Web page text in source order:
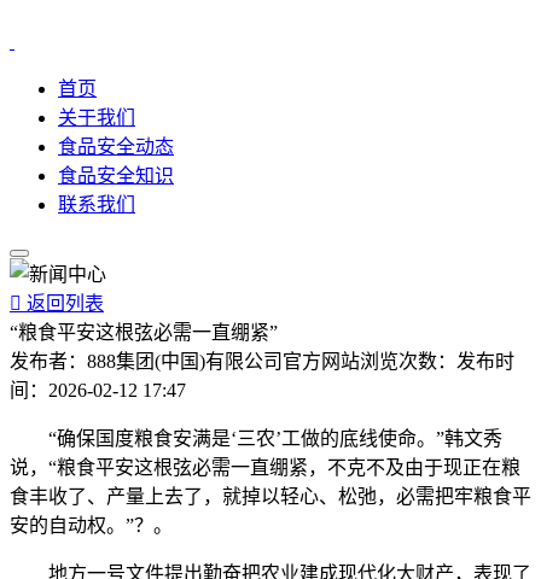
首页
关于我们
食品安全动态
食品安全知识
联系我们
 返回列表
“粮食平安这根弦必需一直绷紧”
发布者： 888集团(中国)有限公司官方网站浏览次数： 发布时
间： 2026-02-12 17:47
“确保国度粮食安满是‘三农’工做的底线使命。”韩文秀
说，“粮食平安这根弦必需一直绷紧，不克不及由于现正在粮
食丰收了、产量上去了，就掉以轻心、松弛，必需把牢粮食平
安的自动权。”？。
地方一号文件提出勤奋把农业建成现代化大财产，表现了